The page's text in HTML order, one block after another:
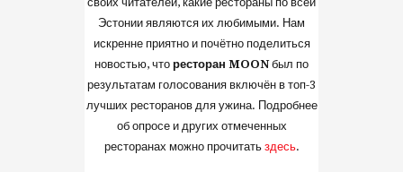
Эстонии являются их любимыми. Нам
искренне приятно и почётно поделиться
новостью, что ресторан MOONбыл по
результатам голосования включён в топ-3
лучших ресторанов для ужина. Подробнее
об опросе и других отмеченных
ресторанах можно прочитать здесь.